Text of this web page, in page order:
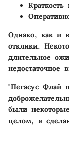
Однако, как и
отклики.
длительное
недостаточное
"Пегасус Флай
были
целом, я